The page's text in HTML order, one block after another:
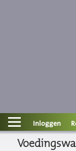
Contact
Informatie
Inloggen